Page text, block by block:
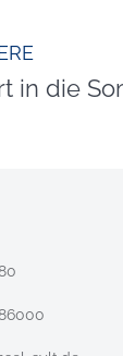
für
die
0 4 6 5 1 9 9 8 0
6 5 1 9 9 8 6 0